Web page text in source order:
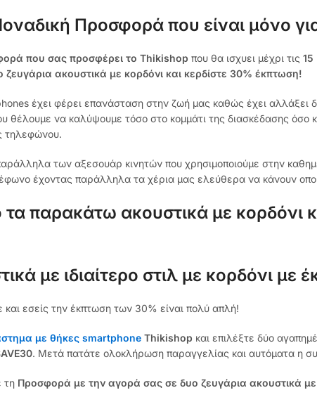
Προσφορά που είναι μόνο
που σας προσφέρει το Thikishop που θα ισχυει μέχρι τις 15
ζευγάρια ακουστικά με κορδόνι και κερδίστε 30% έκπτωση!
έχει φέρει επανάσταση στην ζωή μας καθώς έχει αλλάξει
θέλουμε να καλύψουμε τόσο στο κομμάτι της διασκέδασης
τηλεφώνου.
των αξεσουάρ κινητών που χρησιμοποιούμε στην
έχοντας παράλληλα τα χέρια μας ελεύθερα να κάνουν
παρακάτω ακουστικά με κορδόνι
με ιδιαίτερο στιλ με κορδόνι
και εσείς την έκπτωση των 30% είναι πολύ απλή!
με θήκες smartphone Thikishop και επιλέξτε δύο
. Μετά πατάτε ολοκλήρωση παραγγελίας και αυτόματα η
τη Προσφορά με την αγορά σας σε δυο ζευγάρια ακουστικά με